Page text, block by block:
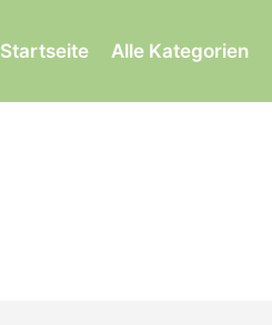
Startseite Alle Kategorien